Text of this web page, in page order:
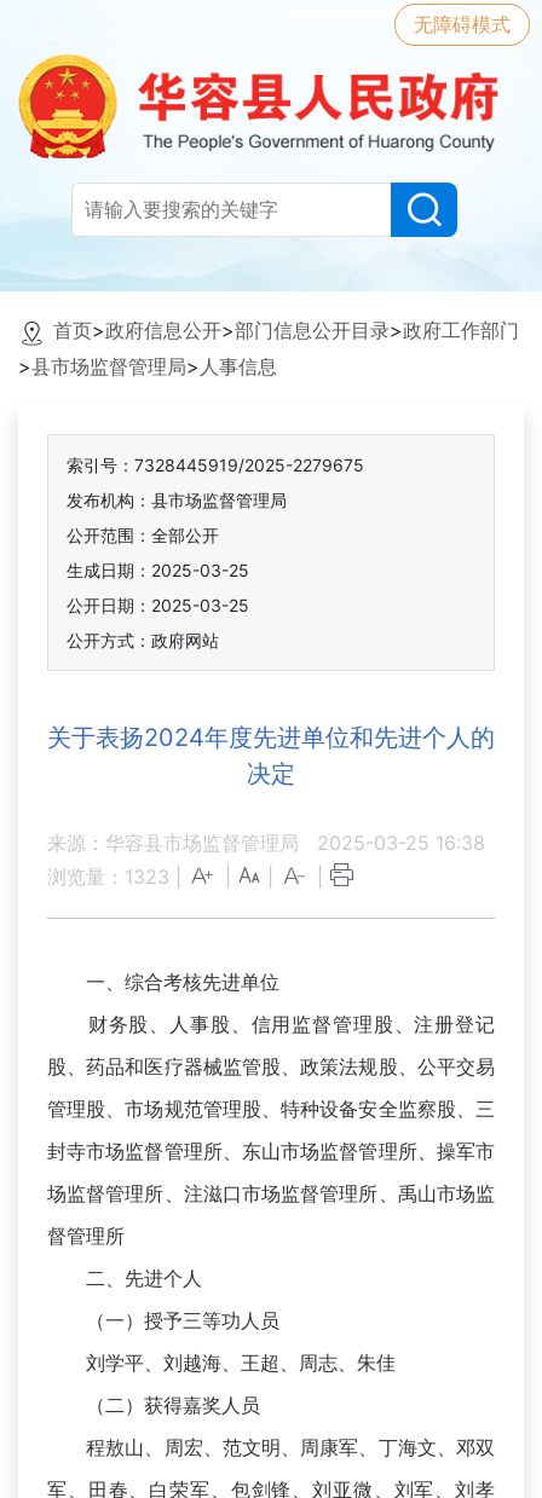
无障碍模式
首页>政府信息公开>部门信息公开目录>政府工作部门
>县市场监督管理局> 人事信息
索引号：7328445919/2025-2279675
发布机构：县市场监督管理局
公开范围：全部公开
生成日期：2025-03-25
公开日期：2025-03-25
公开方式：政府网站
关于表扬2024年度先进单位和先进个人的
决定
来源：华容县市场监督管理局
2025-03-25 16:38
浏览量： 1323
一、综合考核先进单位
财务股、人事股、信用监督管理股、注册登记
股、药品和医疗器械监管股、政策法规股、公平交易
管理股、市场规范管理股、特种设备安全监察股、三
封寺市场监督管理所、东山市场监督管理所、操军市
场监督管理所、注滋口市场监督管理所、禹山市场监
督管理所
二、先进个人
（一）授予三等功人员
刘学平、刘越海、王超、周志、朱佳
（二）获得嘉奖人员
程敖山、周宏、范文明、周康军、丁海文、邓双
军、田春、白荣军、包剑锋、刘亚微、刘军、刘孝